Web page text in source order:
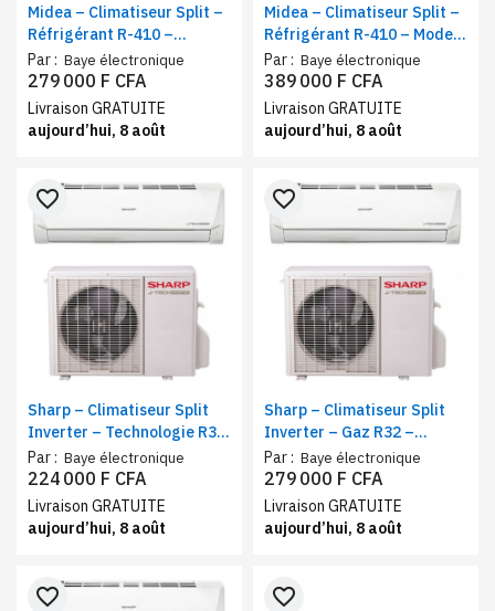
Midea – Climatiseur Split –
Réfrigérant R-410 –
Technologie moderne et
écoénergétique 18000BTU
Par : Baye électronique
279 000 F CFA
Livraison GRATUITE
aujourd’hui, 8 août
Midea – Climatiseur Split –
Réfrigérant R-410 – Mode
Éco – 24000 BTU
Par : Baye électronique
389 000 F CFA
Livraison GRATUITE
aujourd’hui, 8 août
Sharp – Climatiseur Split
Inverter – Technologie R32
– Refroidissement puissant
9000 BTU
Par : Baye électronique
favorite_border
224 000 F CFA
Livraison GRATUITE
aujourd’hui, 8 août
Sharp – Climatiseur Split
Inverter – Gaz R32 –
Capacité de
refroidissement 12000 BTU
Par : Baye électronique
favorite_border
279 000 F CFA
Livraison GRATUITE
aujourd’hui, 8 août
favorite_border favorite_border